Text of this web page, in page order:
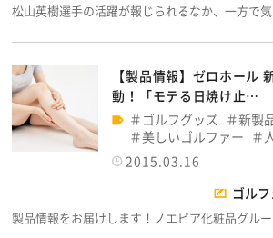
松山英樹選手の活躍が報じられるなか、一方で
【製品情報】ゼロホール
動！「モテる日焼け止…
ゴルフグッズ
新製
美しいゴルファー
2015.03.16
ゴル
製品情報をお届けします！ノエビア化粧品グル